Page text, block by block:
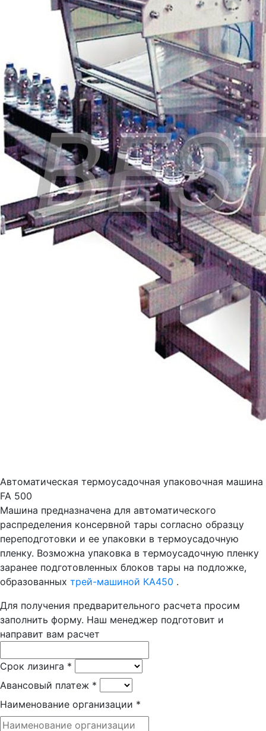
Автоматическая термоусадочная упаковочная машина
FA 500
Машина предназначена для автоматического
распределения консервной тары согласно образцу
переподготовки и ее упаковки в термоусадочную
пленку. Возможна упаковка в термоусадочную пленку
заранее подготовленных блоков тары на подложке,
образованных трей-машиной КА450 .
Для получения предварительного расчета просим
заполнить форму. Наш менеджер подготовит и
направит вам расчет
Срок лизинга *
Авансовый платеж *
Наименование организации *